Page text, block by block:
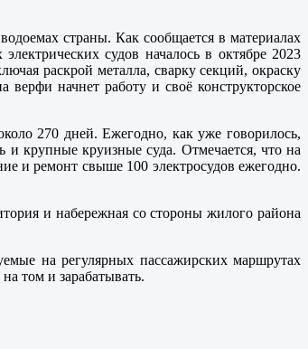
страны. Как сообщается в материалах
судов началось в октябре 2023
раскрой металла, сварку секций, окраску
начнет работу и своё конструкторское
270 дней. Ежегодно, как уже говорилось,
и крупные круизные суда. Отмечается, что на
и ремонт свыше 100 электросудов ежегодно.
и набережная со стороны жилого района
на регулярных пассажирских маршрутах
том и зарабатывать.